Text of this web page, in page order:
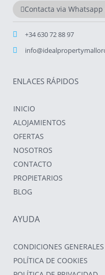
Contacta via
+34 630 72 88 97
ENLACES RÁPIDOS
INICIO
ALOJAMIENTOS
OFERTAS
NOSOTROS
CONTACTO
PROPIETARIOS
BLOG
AYUDA
CONDICIONES GENERALES
POLÍTICA DE COOKIES